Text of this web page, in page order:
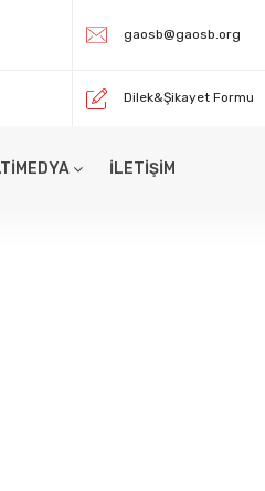
gaosb@gaosb.org
Dilek&Şikayet Formu
İLETİŞİM